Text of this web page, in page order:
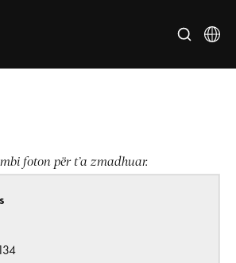
foton për t’a zmadhuar.